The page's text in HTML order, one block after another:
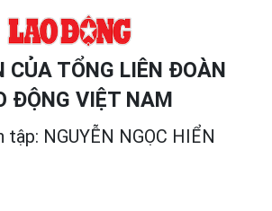
CỦA TỔNG LIÊN ĐOÀN
ĐỘNG VIỆT NAM
tập: NGUYỄN NGỌC HIỂN